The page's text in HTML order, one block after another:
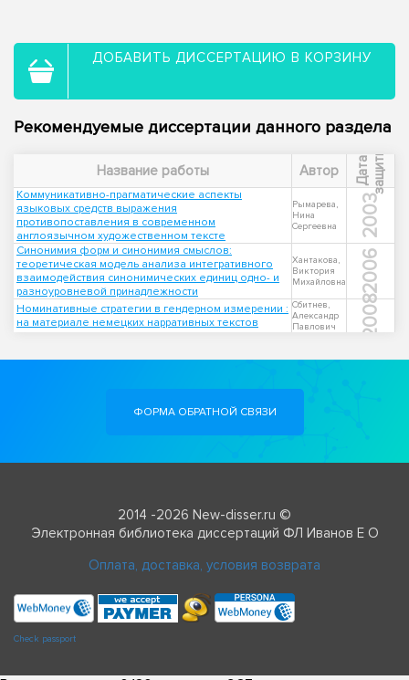
ДОБАВИТЬ ДИССЕРТАЦИЮ В КОРЗИНУ
Рекомендуемые диссертации данного раздела
Название работы Автор Д
а
т
а
з
а
щ
и
т ы
Коммуникативно-прагматические аспекты
языковых средств выражения
противопоставления в современном
англоязычном художественном тексте
Рымарева,
Нина
Сергеевна
2003
Синонимия форм и синонимия смыслов:
теоретическая модель анализа интегративного
взаимодействия синонимических единиц одно- и
разноуровневой принадлежности
Хантакова,
Виктория
Михайловна
2006
Номинативные стратегии в гендерном измерении :
на материале немецких нарративных текстов
Сбитнев,
Александр
Павлович
2008
ФОРМА ОБРАТНОЙ СВЯЗИ
2014 -2026 New-disser.ru ©
Электронная библиотека диссертаций ФЛ Иванов Е О
Оплата, доставка, условия возврата
Check passport